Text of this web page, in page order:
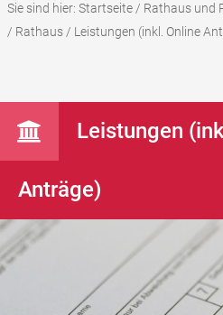
Sie sind hier: Startseite/ Rathaus und
/ Rathaus/ Leistungen (inkl. Online
Leistungen
Anträge)